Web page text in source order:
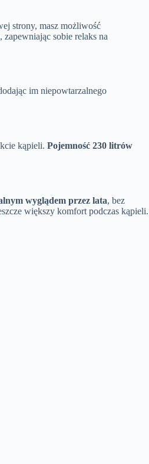
strony, masz możliwość
sobie relaks na
im niepowtarzalnego
kąpieli. Pojemność 230 litrów
wyglądem przez lata, bez
większy komfort podczas kąpieli.